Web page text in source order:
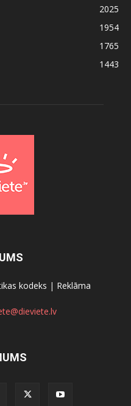
2025
1954
1765
1443
kodeks | Reklāma